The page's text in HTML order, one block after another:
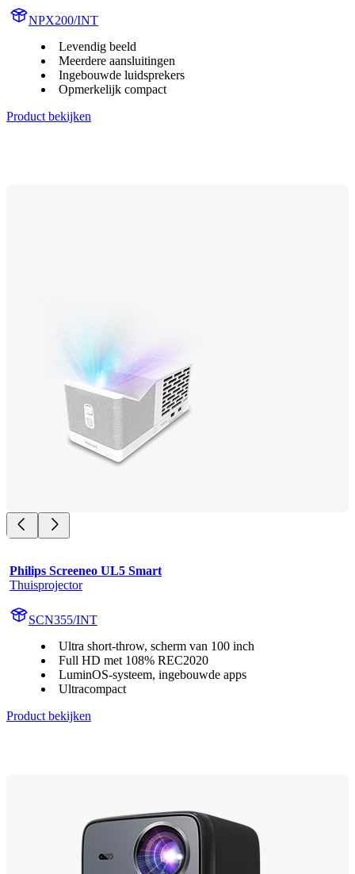
NPX200/INT
Levendig beeld
Meerdere aansluitingen
Ingebouwde luidsprekers
Opmerkelijk compact
Product bekijken
Philips Screeneo UL5 Smart
Thuisprojector
SCN355/INT
Ultra short-throw, scherm van 100 inch
Full HD met 108% REC2020
LuminOS-systeem, ingebouwde apps
Ultracompact
Product bekijken